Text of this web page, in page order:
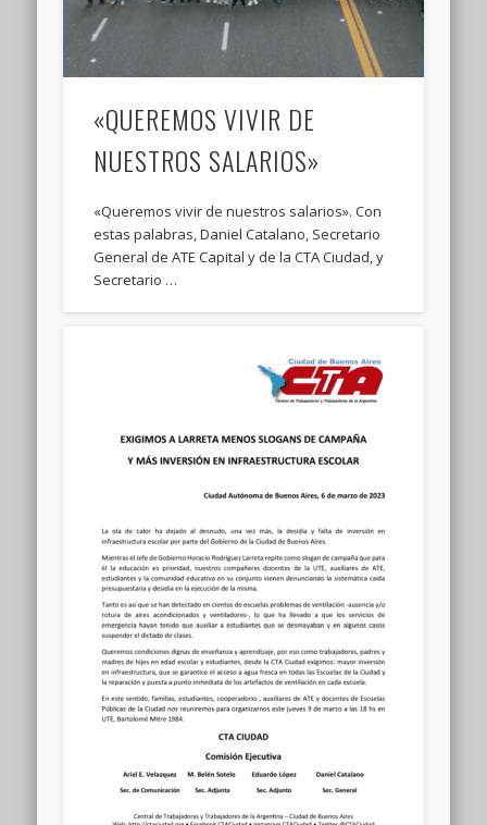
«QUEREMOS VIVIR DE
NUESTROS SALARIOS»
«Queremos vivir de nuestros salarios». Con
estas palabras, Daniel Catalano, Secretario
General de ATE Capital y de la CTA Ciudad, y
Secretario …